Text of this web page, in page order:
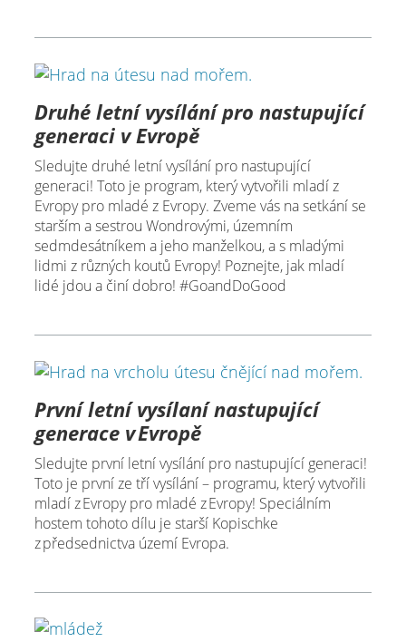
Druhé letní vysílání pro nastupující
generaci v Evropě
Sledujte druhé letní vysílání pro nastupující
generaci! Toto je program, který vytvořili mladí z
Evropy pro mladé z Evropy. Zveme vás na setkání se
starším a sestrou Wondrovými, územním
sedmdesátníkem a jeho manželkou, a s mladými
lidmi z různých koutů Evropy! Poznejte, jak mladí
lidé jdou a činí dobro! #GoandDoGood
První letní vysílaní nastupující
generace v Evropě
Sledujte první letní vysílání pro nastupující generaci!
Toto je první ze tří vysílání – programu, který vytvořili
mladí z Evropy pro mladé z Evropy! Speciálním
hostem tohoto dílu je starší Kopischke
z předsednictva území Evropa.